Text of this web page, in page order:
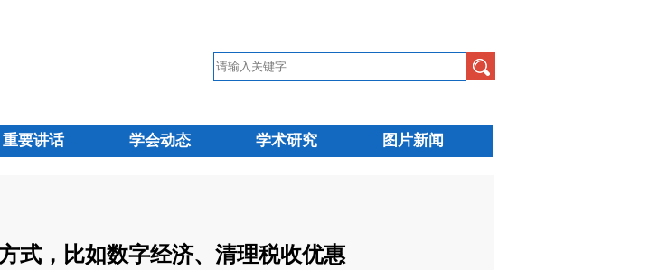
重要讲话 学会动态 学术研究 图片新闻
式，比如数字经济、清理税收优惠